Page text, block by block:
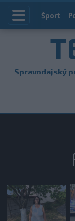
Index
Šport
Spravodajský